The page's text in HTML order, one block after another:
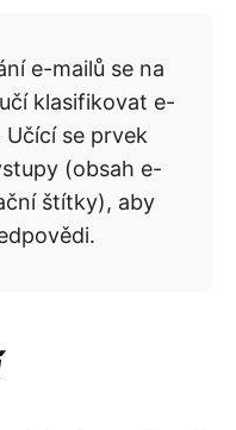
e-mailů se na
klasifikovat e-
Učící se prvek
(obsah e-
štítky), aby